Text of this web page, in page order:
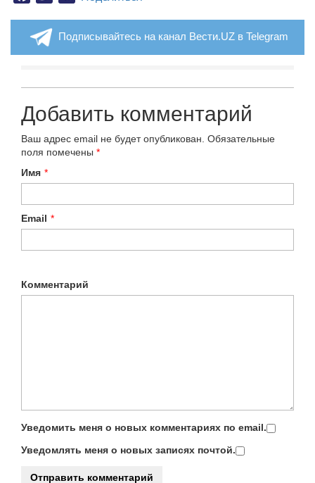
Подписывайтесь на канал Вести.UZ в Telegram
Добавить комментарий
Ваш адрес email не будет опубликован. Обязательные
поля помечены *
Имя *
Email *
Комментарий
Уведомить меня о новых комментариях по email.
Уведомлять меня о новых записях почтой.